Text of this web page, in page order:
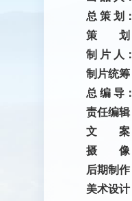
总 策 划：
策 划
制 片 人：
制片统筹
总 编 导：
责任编辑
文 案
摄 像
后期制作
美术设计